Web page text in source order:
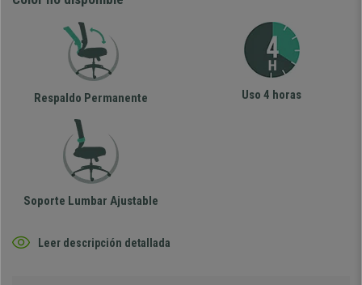
Respaldo Permanente Uso 4 horas
Soporte Lumbar Ajustable
Leer descripción detallada